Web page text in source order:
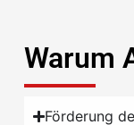
Warum
Förderung